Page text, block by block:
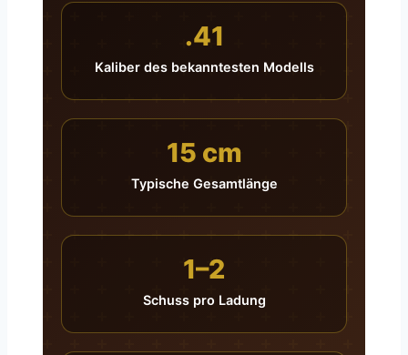
.41
Kaliber des bekanntesten Modells
15 cm
Typische Gesamtlänge
1–2
Schuss pro Ladung